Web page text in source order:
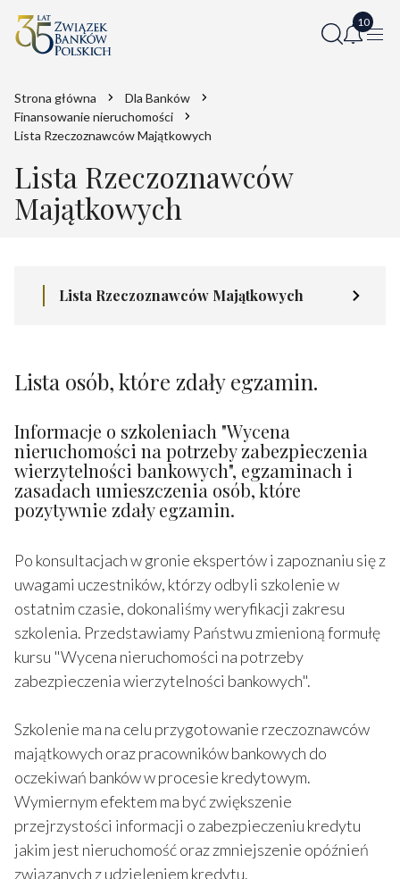
Strona główna
Dla Banków
Finansowanie nieruchomości
Lista Rzeczoznawców Majątkowych
Lista Rzeczoznawców
Majątkowych
Lista Rzeczoznawców Majątkowych
Lista osób, które zdały egzamin.
Informacje o szkoleniach "Wycena
nieruchomości na potrzeby zabezpieczenia
wierzytelności bankowych", egzaminach i
zasadach umieszczenia osób, które
pozytywnie zdały egzamin.
Po konsultacjach w gronie ekspertów i zapoznaniu się z
uwagami uczestników, którzy odbyli szkolenie w
ostatnim czasie, dokonaliśmy weryfikacji zakresu
szkolenia. Przedstawiamy Państwu zmienioną formułę
kursu "Wycena nieruchomości na potrzeby
zabezpieczenia wierzytelności bankowych".
Szkolenie ma na celu przygotowanie rzeczoznawców
majątkowych oraz pracowników bankowych do
oczekiwań banków w procesie kredytowym.
Wymiernym efektem ma być zwiększenie
przejrzystości informacji o zabezpieczeniu kredytu
jakim jest nieruchomość oraz zmniejszenie opóźnień
związanych z udzieleniem kredytu.